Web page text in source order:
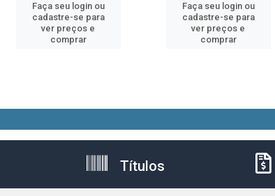
Faça seu login ou
cadastre-se para
ver preços e
comprar
Faça seu login ou
cadastre-se para
ver preços e
comprar
Títulos